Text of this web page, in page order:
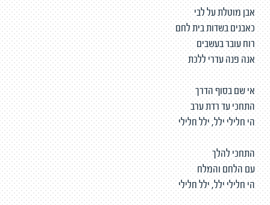
אבן מוטלת על לבי
כאבנים בשדות בית לחם
רוח עובר בעשבים
אנה פנה עדרי ללכת
אי שם בסוף הדרך
התחכי עד רדת ערב
הי חלילי ילל, ילל חלילי
התחכי להלך
עם הלחם והמלח
הי חלילי ילל, ילל חלילי